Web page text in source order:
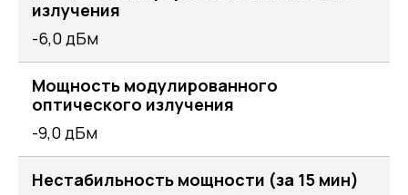
излучения
-6,0 дБм
Мощность модулированного
оптического излучения
-9,0 дБм
Нестабильность мощности (за 15 мин)